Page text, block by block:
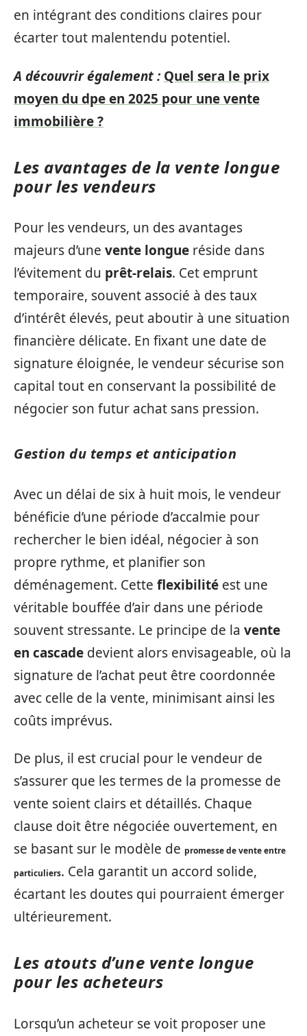
en intégrant des conditions claires pour
écarter tout malentendu potentiel.
A découvrir également : Quel sera le prix
moyen du dpe en 2025 pour une vente
immobilière ?
Les avantages de la vente longue
pour les vendeurs
Pour les vendeurs, un des avantages
majeurs d’une vente longue réside dans
l’évitement du prêt-relais. Cet emprunt
temporaire, souvent associé à des taux
d’intérêt élevés, peut aboutir à une situation
financière délicate. En fixant une date de
signature éloignée, le vendeur sécurise son
capital tout en conservant la possibilité de
négocier son futur achat sans pression.
Gestion du temps et anticipation
Avec un délai de six à huit mois, le vendeur
bénéficie d’une période d’accalmie pour
rechercher le bien idéal, négocier à son
propre rythme, et planifier son
déménagement. Cette flexibilité est une
véritable bouffée d’air dans une période
souvent stressante. Le principe de la vente
en cascade devient alors envisageable, où la
signature de l’achat peut être coordonnée
avec celle de la vente, minimisant ainsi les
coûts imprévus.
De plus, il est crucial pour le vendeur de
s’assurer que les termes de la promesse de
vente soient clairs et détaillés. Chaque
clause doit être négociée ouvertement, en
se basant sur le modèle de promesse de vente entre
particuliers. Cela garantit un accord solide,
écartant les doutes qui pourraient émerger
ultérieurement.
Les atouts d’une vente longue
pour les acheteurs
Lorsqu’un acheteur se voit proposer une